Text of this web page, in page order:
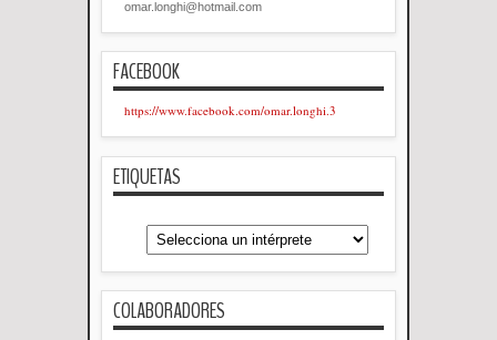
omar.longhi@hotmail.com
FACEBOOK
https://www.facebook.com/omar.longhi.3
ETIQUETAS
COLABORADORES